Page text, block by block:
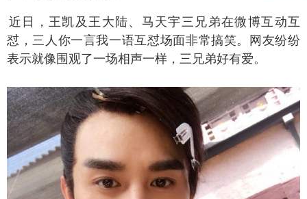
，王凯及王大陆、马天宇三兄弟在微博互动互
怼，三人你一言我一语互怼场面非常搞笑。网友纷纷
表示就像围观了一场相声一样，三兄弟好有爱。